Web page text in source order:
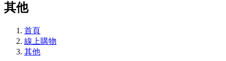
其他
首頁
線上購物
其他